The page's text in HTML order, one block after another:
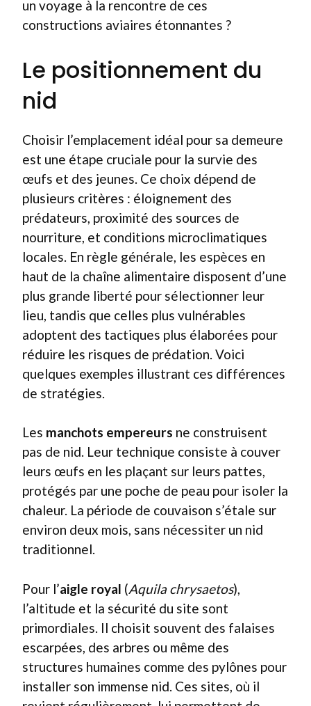
un voyage à la rencontre de ces
constructions aviaires étonnantes ?
Le positionnement du
nid
Choisir l’emplacement idéal pour sa demeure
est une étape cruciale pour la survie des
œufs et des jeunes. Ce choix dépend de
plusieurs critères : éloignement des
prédateurs, proximité des sources de
nourriture, et conditions microclimatiques
locales. En règle générale, les espèces en
haut de la chaîne alimentaire disposent d’une
plus grande liberté pour sélectionner leur
lieu, tandis que celles plus vulnérables
adoptent des tactiques plus élaborées pour
réduire les risques de prédation. Voici
quelques exemples illustrant ces différences
de stratégies.
Les manchots empereurs ne construisent
pas de nid. Leur technique consiste à couver
leurs œufs en les plaçant sur leurs pattes,
protégés par une poche de peau pour isoler la
chaleur. La période de couvaison s’étale sur
environ deux mois, sans nécessiter un nid
traditionnel.
Pour l’aigle royal (Aquila chrysaetos),
l’altitude et la sécurité du site sont
primordiales. Il choisit souvent des falaises
escarpées, des arbres ou même des
structures humaines comme des pylônes pour
installer son immense nid. Ces sites, où il